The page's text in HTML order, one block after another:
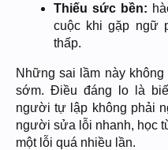
Thiếu sức bền:
cuộc khi gặp ngữ
thấp.
Những sai lầm này
sớm. Điều đáng lo là
người tự lập không phải
người sửa lỗi nhanh, học
một lỗi quá nhiều lần.